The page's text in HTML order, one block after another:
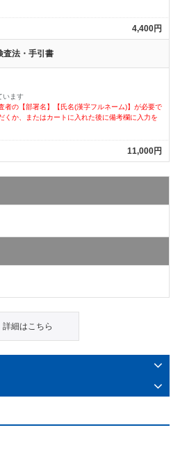
4,400円
査法・手引書
います
の【部署名】【氏名(漢字フルネーム)】が必要で
くか、またはカートに入れた後に備考欄に入力を
11,000円
詳細はこちら